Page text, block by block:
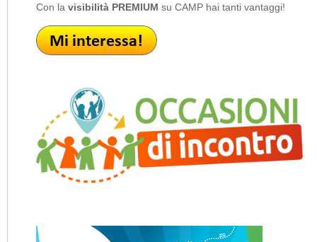
Con la visibilità PREMIUM su CAMP hai tanti vantaggi!